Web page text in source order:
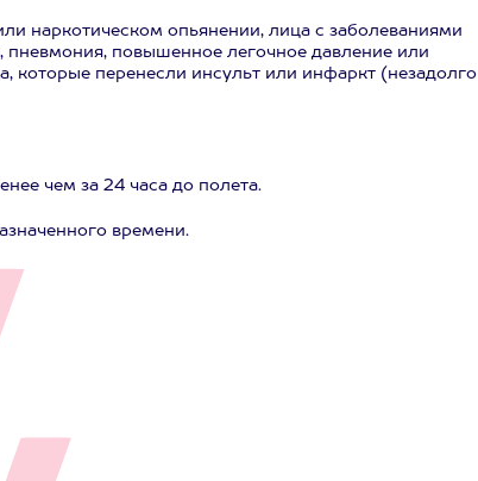
наркотическом опьянении, лица с заболеваниями
пневмония, повышенное легочное давление или
которые перенесли инсульт или инфаркт (незадолго
чем за 24 часа до полета.
времени.